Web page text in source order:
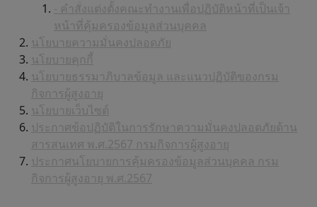
- คำสั่งแต่งตั้งคณะทำงานเพื่อปฏิบัติหน้าที่เป็นเจ้า
หน้าที่คุ้มครองข้อมูลส่วนบุคคล
นโยบายความมั่นคงปลอดภัย
นโยบายคุกกี้
นโยบายธรรมาภิบาลข้อมูล และแนวปฏิบัติของกรม
กิจการผู้สูงอายุ
นโยบายเว็บไซต์
ประกาศข้อปฏิบัติในการรักษาความมั่นคงปลอดภัยด้าน
สารสนเทศ พ.ศ.2567 กรมกิจการผู้สูงอายุ
ประกาศนโยบายการคุ้มครองข้อมูลส่วนบุคคล กรม
กิจการผู้สูงอายุ พ.ศ.2567